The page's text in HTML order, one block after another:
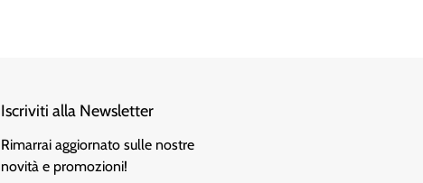
Iscriviti alla Newsletter
Rimarrai aggiornato sulle nostre
novità e promozioni!